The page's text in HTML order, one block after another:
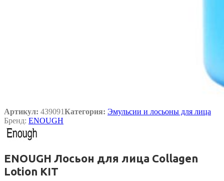
Артикул: 439091Категория: Эмульсии и лосьоны для лица
Бренд: ENOUGH
ENOUGH Лосьон для лица Collagen
Lotion KIT